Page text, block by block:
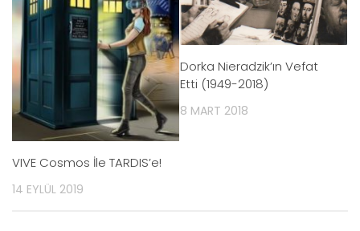
VIVE Cosmos İle TARDIS’e!
14 EYLÜL 2019
Dorka Nieradzik’ın Vefat
Etti (1949-2018)
8 MART 2018